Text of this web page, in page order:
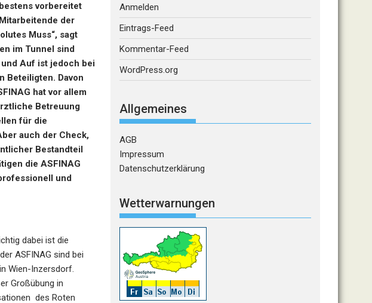
vorbereitet
der
Muss“, sagt
im Tunnel sind
Auf ist jedoch bei
Beteiligten. Davon
hat vor allem
Betreuung
für die
auch der Check,
Bestandteil
die ASFINAG
und
dabei ist die
ASFINAG sind bei
Wien-Inzersdorf.
Großübung in
des Roten
Anmelden
Eintrags-Feed
Kommentar-Feed
WordPress.org
Allgemeines
AGB
Impressum
Datenschutzerklärung
Wetterwarnungen